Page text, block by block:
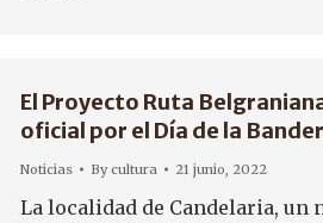
El Proyecto Ruta
oficial por el Día de la
Noticias Bycultura 21 junio, 2022
La localidad de Candelaria, un